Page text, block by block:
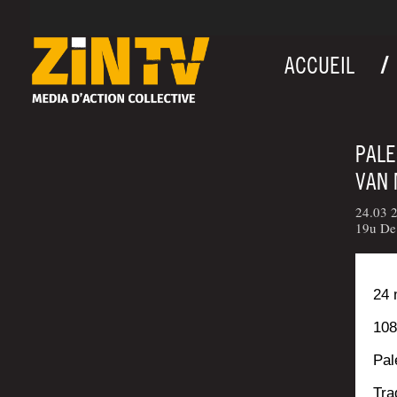
ACCUEIL
VAN
24.03
19u
24